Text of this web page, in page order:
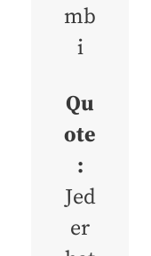
mb
i
Qu
ote
:
Jed
er